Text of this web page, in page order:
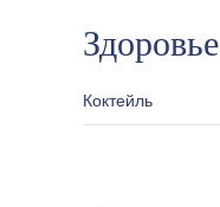
Здоровье
Коктейль